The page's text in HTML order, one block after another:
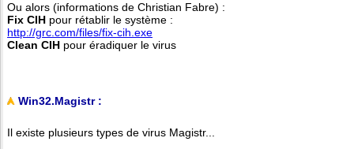
Ou alors (informations de Christian Fabre) :
Fix CIH pour rétablir le système :
http://grc.com/files/fix-cih.exe
Clean CIH pour éradiquer le virus
Win32.Magistr :
Il existe plusieurs types de virus Magistr...